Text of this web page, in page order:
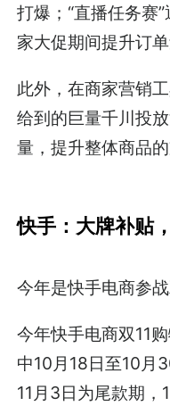
打爆；“直播任务赛
家大促期间提升订单
此外，在商家营销
给到的巨量千川投
量，提升整体商品的
快手：大牌补贴
今年是快手电商参战
今年快手电商双11
中10月18日至10月
11月3日为尾款期，